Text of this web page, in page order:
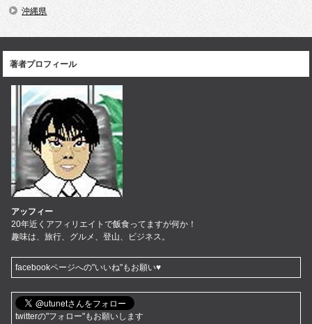
沖縄県
著者プロフィール
アッフィー
20年近くアフィリエイトで飯食ってますが何か！
趣味は、旅行、グルメ、登山、ビジネス。
facebookページへの"いいね"もお願い♥
twitterの"フォロー"もお願いします